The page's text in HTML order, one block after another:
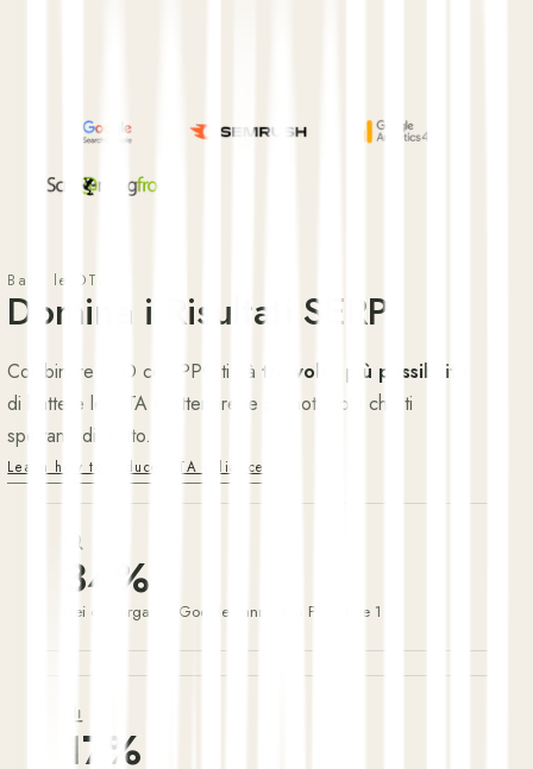
Batti le OTA
Domina i Risultati SERP
Combinare SEO con PPC ti dà tre volte più possibilità
di battere le OTA e ottenere le prenotazioni che ti
spettano di diritto.
Learn how to reduce OTA reliance
34%
Dei clic organici Google vanno alla Posizione 1
17%